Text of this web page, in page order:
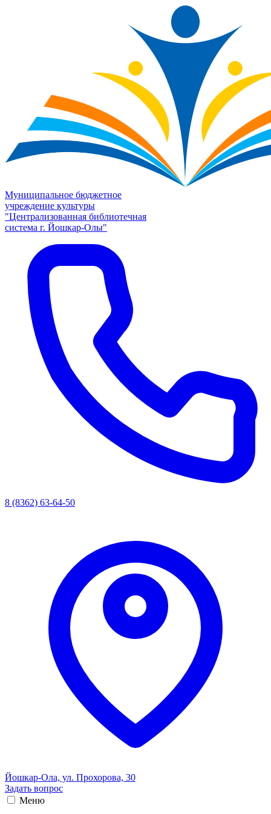
Муниципальное бюджетное
учреждение культуры
"Централизованная библиотечная
система г. Йошкар-Олы"
8 (8362) 63-64-50
Йошкар-Ола, ул. Прохорова, 30
Задать вопрос
Меню